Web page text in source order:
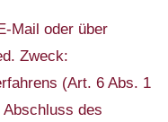
Mail oder über
Zweck:
(Art. 6 Abs. 1
des